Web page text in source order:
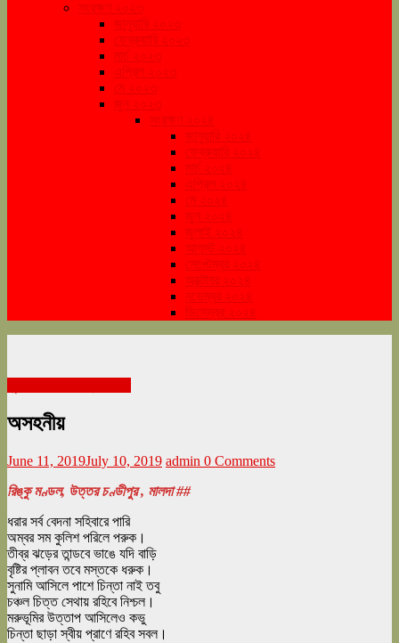
সংরক্ষণ ২০২৩
জানুয়ারি ২০২৩
ফেব্রুয়ারি ২০২৩
মার্চ ২০২৩
এপ্রিল ২০২৩
মে ২০২৩
জুন ২০২৩
সংরক্ষণ ২০২৪
জানুয়ারি ২০২৪
ফেব্রুয়ারি ২০২৪
মার্চ ২০২৪
এপ্রিল ২০২৪
মে ২০২৪
জুন ২০২৪
জুলাই ২০২৪
আগস্ট ২০২৪
সেপ্টেম্বর ২০২৪
অক্টোবর ২০২৪
নভেম্বর ২০২৪
ডিসেম্বর ২০২৪
অসহনীয়
June 11, 2019July 10, 2019 admin 0 Comments
রিঙ্কু মণ্ডল, উত্তর চণ্ডীপুর , মালদা ##
ধরার সর্ব বেদনা সহিবারে পারি
অম্বর সম কুলিশ পরিলে পরুক।
তীব্র ঝড়ের তান্ডবে ভাঙে যদি বাড়ি
বৃষ্টির প্লাবন তবে মস্তকে ধরুক।
সুনামি আসিলে পাশে চিন্তা নাই তবু
চঞ্চল চিত্ত সেথায় রহিবে নিশ্চল।
মরুভূমির উত্তাপ আসিলেও কভু
চিন্তা ছাড়া স্বীয় প্রাণে রহিব সবল।